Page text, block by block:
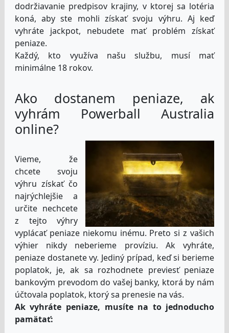
dodržiavanie predpisov krajiny, v ktorej sa lotéria
koná, aby ste mohli získať svoju výhru. Aj keď
vyhráte jackpot, nebudete mať problém získať
peniaze.
Každý, kto využíva našu službu, musí mať
minimálne 18 rokov.
Ako dostanem peniaze, ak
vyhrám Powerball Australia
online?
Vieme, že
chcete svoju
výhru získať čo
najrýchlejšie a
určite nechcete
z tejto výhry
vyplácať peniaze niekomu inému. Preto si z vašich
výhier nikdy neberieme províziu. Ak vyhráte,
peniaze dostanete vy. Jediný prípad, keď si berieme
poplatok, je, ak sa rozhodnete previesť peniaze
bankovým prevodom do vašej banky, ktorá by nám
účtovala poplatok, ktorý sa prenesie na vás.
Ak vyhráte peniaze, musíte na to jednoducho
pamätať: